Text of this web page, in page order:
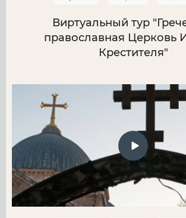
Виртуальный тур
православная Церковь
Крестителя"